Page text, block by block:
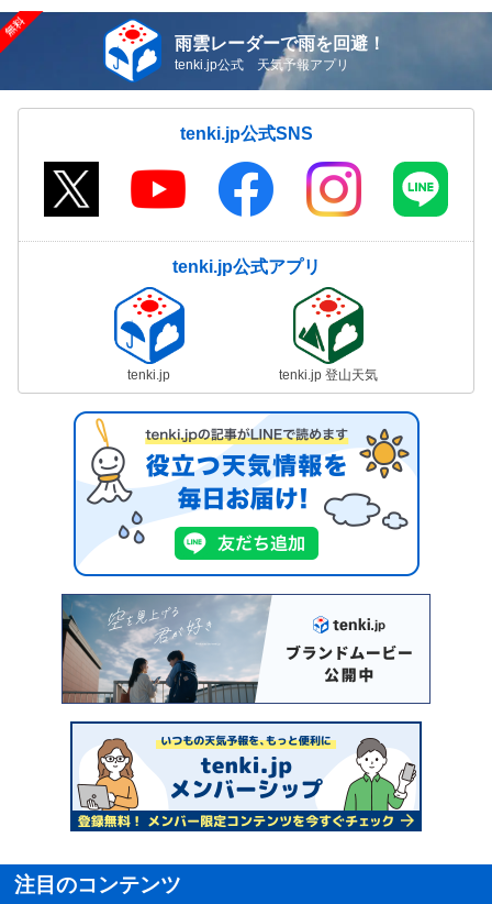
雨雲レーダーで雨を回避！
tenki.jp公式 天気予報アプリ
tenki.jp公式SNS
tenki.jp公式アプリ
tenki.jp tenki.jp 登山天気
注目のコンテンツ